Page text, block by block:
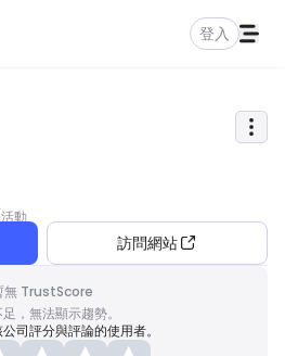
登入
動
訪問網站
無 TrustScore
，無法顯示趨勢。
司評分與評論的使用者。